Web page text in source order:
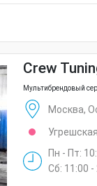
Crew
Мультибрендовый
Москва,
Угрешская
Пн - Пт:
Сб: 11:00 -